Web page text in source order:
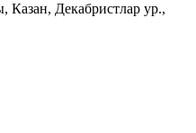
Казан, Декабристлар ур.,